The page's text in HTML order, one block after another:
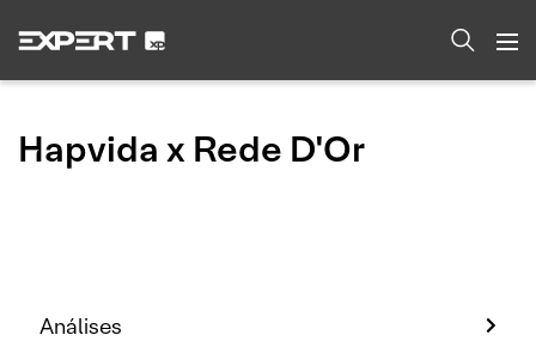
Hapvida x Rede D'Or
Análises